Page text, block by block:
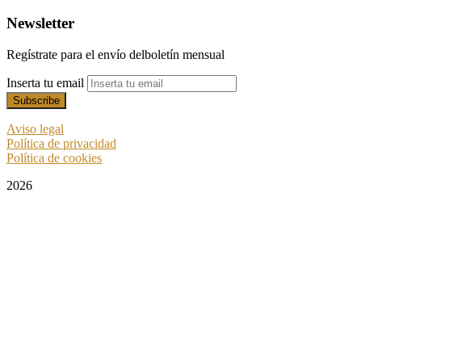
Newsletter
Regístrate para el envío delboletín mensual
Inserta tu email
Aviso legal
Política de privacidad
Política de cookies
2026